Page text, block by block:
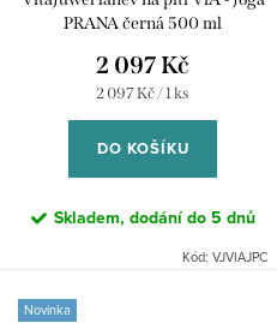
PRANA černá 500 ml
2 097 Kč
Měrná
2 097 Kč / 1 ks
DO KOŠÍKU
Skladem, dodání do 5 dnů
Kód: VJVIAJPC
Novinka